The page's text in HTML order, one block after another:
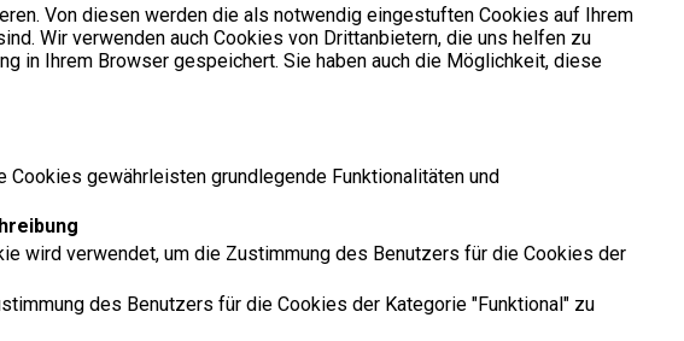
Von diesen werden die als notwendig eingestuften Cookies auf Ihrem
Wir verwenden auch Cookies von Drittanbietern, die uns helfen zu
in Ihrem Browser gespeichert. Sie haben auch die Möglichkeit, diese
gewährleisten grundlegende Funktionalitäten und
wird verwendet, um die Zustimmung des Benutzers für die Cookies der
des Benutzers für die Cookies der Kategorie "Funktional" zu